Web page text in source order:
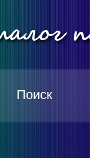
Поиск